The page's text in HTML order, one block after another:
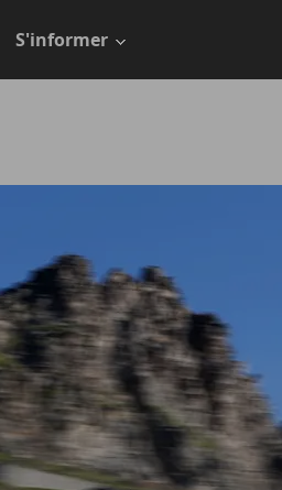
S'informer